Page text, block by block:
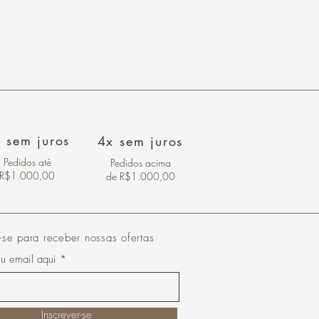
sem juros
Pedidos até
R$1.000,00
4x sem juros
Pedidos acima
de R$1.000,00
para receber nossas ofertas
email aqui
Inscrever-se